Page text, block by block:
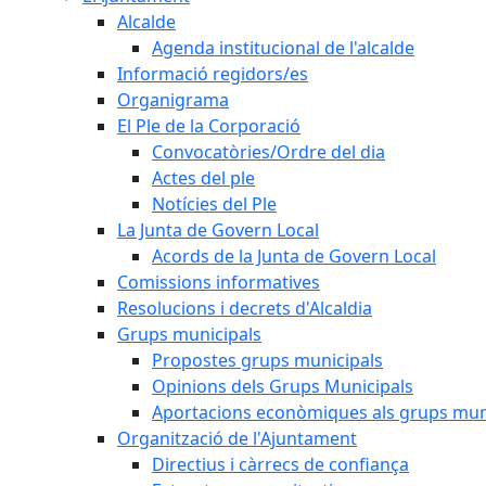
Alcalde
Agenda institucional de l'alcalde
Informació regidors/es
Organigrama
El Ple de la Corporació
Convocatòries/Ordre del dia
Actes del ple
Notícies del Ple
La Junta de Govern Local
Acords de la Junta de Govern Local
Comissions informatives
Resolucions i decrets d'Alcaldia
Grups municipals
Propostes grups municipals
Opinions dels Grups Municipals
Aportacions econòmiques als grups
Organització de l'Ajuntament
Directius i càrrecs de confiança